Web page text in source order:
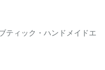
ティック・ハンドメイドエ